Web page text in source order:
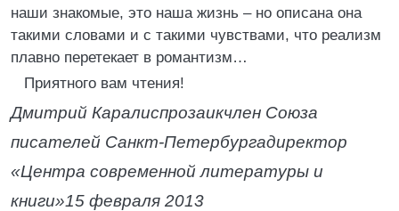
наши знакомые, это наша жизнь – но описана она
такими словами и с такими чувствами, что реализм
плавно перетекает в романтизм…
Приятного вам чтения!
Дмитрий Каралиспрозаикчлен Союза
писателей Санкт-Петербургадиректор
«Центра современной литературы и
книги»15 февраля 2013